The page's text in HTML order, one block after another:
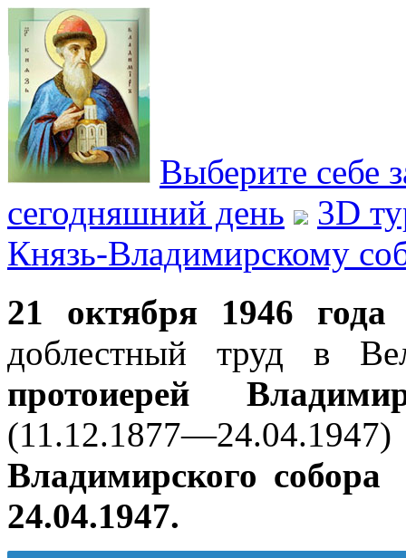
Выберите себе
сегодняшний день
3D
Князь-Владимирскому
21 октября 1946
доблестный труд в
протоиерей
Владимирского
24.04.1947.